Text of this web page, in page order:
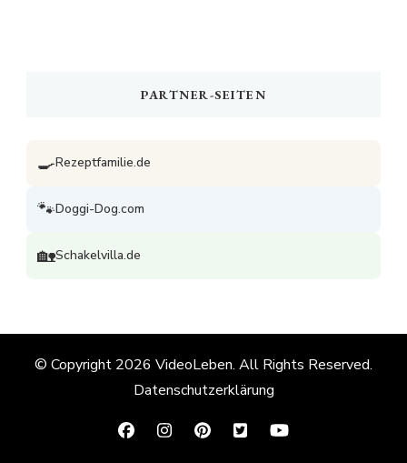
PARTNER-SEITEN
🍳Rezeptfamilie.de
🐾Doggi-Dog.com
🏡Schakelvilla.de
© Copyright 2026 VideoLeben. All Rights Reserved.
Datenschutzerklärung